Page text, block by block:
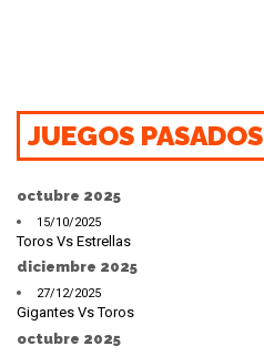
JUEGOS PASADOS
octubre 2025
15/10/2025
Toros Vs Estrellas
diciembre 2025
27/12/2025
Gigantes Vs Toros
octubre 2025